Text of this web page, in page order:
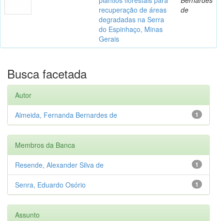
recuperação de áreas
degradadas na Serra
do Espinhaço, Minas
Gerais
de
Busca facetada
Autor
1
Almeida, Fernanda Bernardes de
Membros da Banca
1
Resende, Alexander Silva de
1
Senra, Eduardo Osório
Assunto